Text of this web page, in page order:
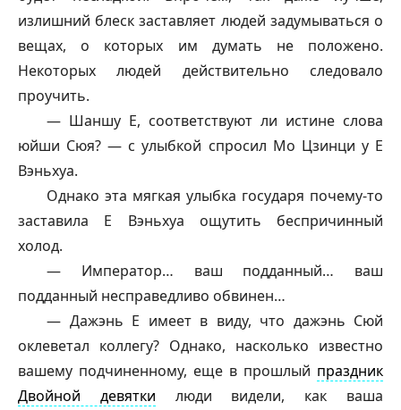
излишний блеск заставляет людей задумываться о
вещах, о которых им думать не положено.
Некоторых людей действительно следовало
проучить.
— Шаншу Е, соответствуют ли истине слова
юйши Сюя? — с улыбкой спросил Мо Цзинци у Е
Вэньхуа.
Однако эта мягкая улыбка государя почему-то
заставила Е Вэньхуа ощутить беспричинный
холод.
— Император… ваш подданный… ваш
подданный несправедливо обвинен…
— Дажэнь Е имеет в виду, что дажэнь Сюй
оклеветал коллегу? Однако, насколько известно
вашему подчиненному, еще в прошлый праздник
Двойной девятки люди видели, как ваша